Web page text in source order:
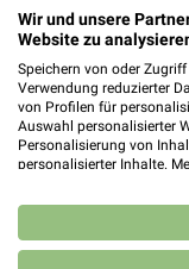
Wir und unsere
Website zu
Speichern von oder
Verwendung reduzierter
von Profilen für
Auswahl personalisierter
Personalisierung von
personalisierter Inhalte.
Kombinationen von
Verbesserung der
von Inhalten.
Daten können außerhalb